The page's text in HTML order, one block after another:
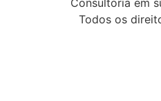
Todos os